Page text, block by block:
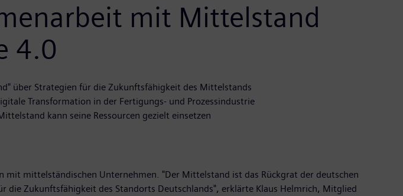
mit Mittelstand
4.0
über Strategien für die Zukunftsfähigkeit des Mittelstands
Transformation in der Fertigungs- und Prozessindustrie
kann seine Ressourcen gezielt einsetzen
mittelständischen Unternehmen. "Der Mittelstand ist das Rückgrat der deutschen
Zukunftsfähigkeit des Standorts Deutschlands", erklärte Klaus Helmrich, Mitglied